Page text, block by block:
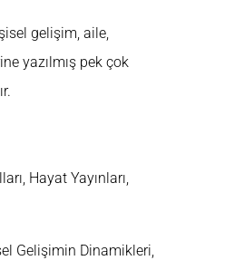
gelişim, aile,
yazılmış pek çok
Hayat Yayınları,
Gelişimin Dinamikleri,